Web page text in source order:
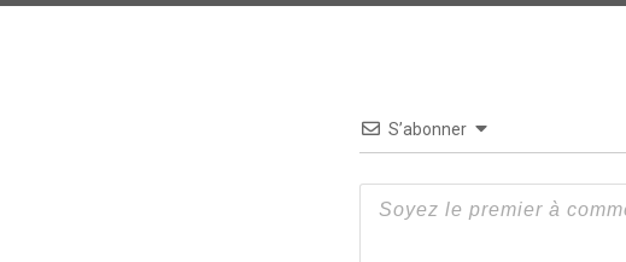
S’abonner